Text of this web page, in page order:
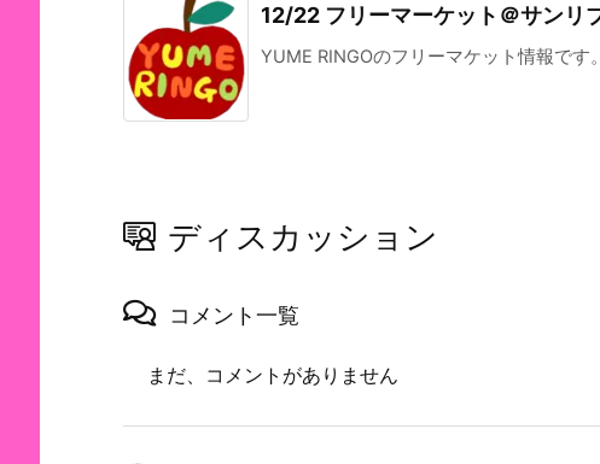
12/22 フリーマーケット＠サンリ
YUME RINGOのフリーマケット情報で
ディスカッション
コメント一覧
まだ、コメントがありません